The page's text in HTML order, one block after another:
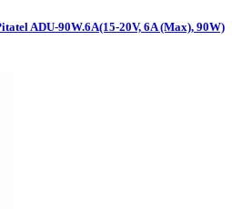
ADU-90W.6A(15-20V, 6A (Max), 90W)